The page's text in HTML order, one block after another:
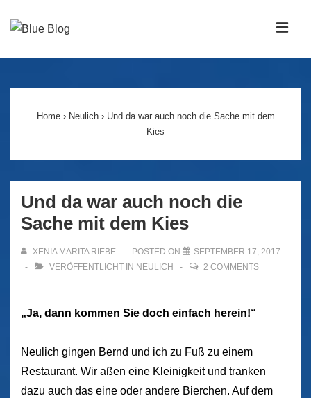
Zum
Navigation
Home › Neulich › Und da war auch noch die Sache mit dem
Kies
Und da war auch noch die
Sache mit dem Kies
XENIA MARITA RIEBE POSTED ON
SEPTEMBER 17, 2017
VERÖFFENTLICHT IN NEULICH 2 COMMENTS
„Ja, dann kommen Sie doch einfach herein!“
Neulich gingen Bernd und ich zu Fuß zu einem
Restaurant. Wir aßen eine Kleinigkeit und tranken
dazu auch das eine oder andere Bierchen. Auf dem